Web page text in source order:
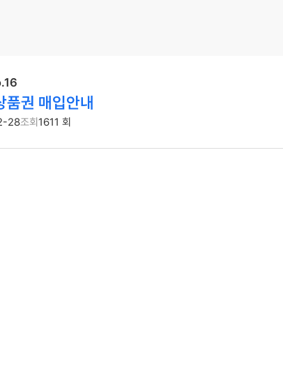
권 매입안내
28조회 1611 회